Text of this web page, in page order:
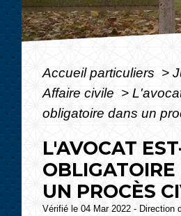
Accueil particuliers >
Affaire civile >
obligatoire dans un
L'AVOCAT
OBLIGATOIRE
UN PROCÈS
Vérifié le 04 Mar 2022 - Direction